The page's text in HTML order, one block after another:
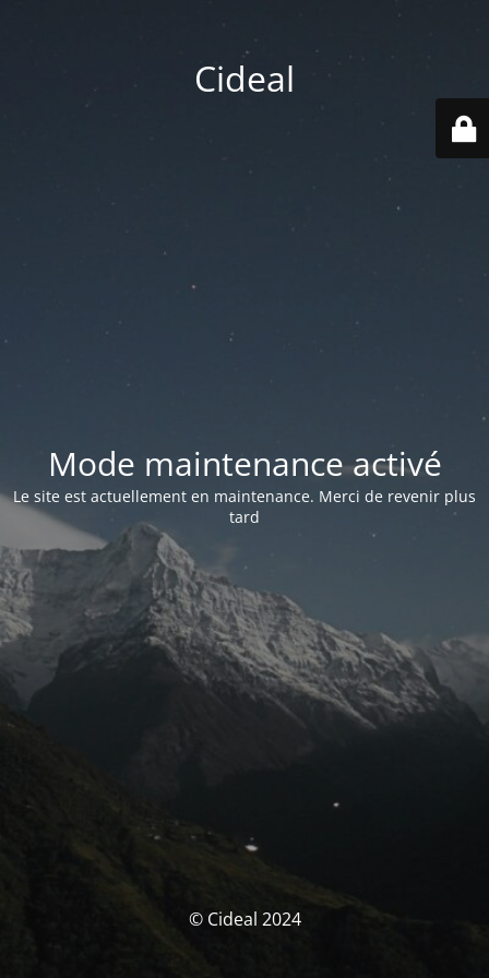
Cideal
Mode maintenance activé
Le site est actuellement en maintenance. Merci de revenir plus
tard
© Cideal 2024